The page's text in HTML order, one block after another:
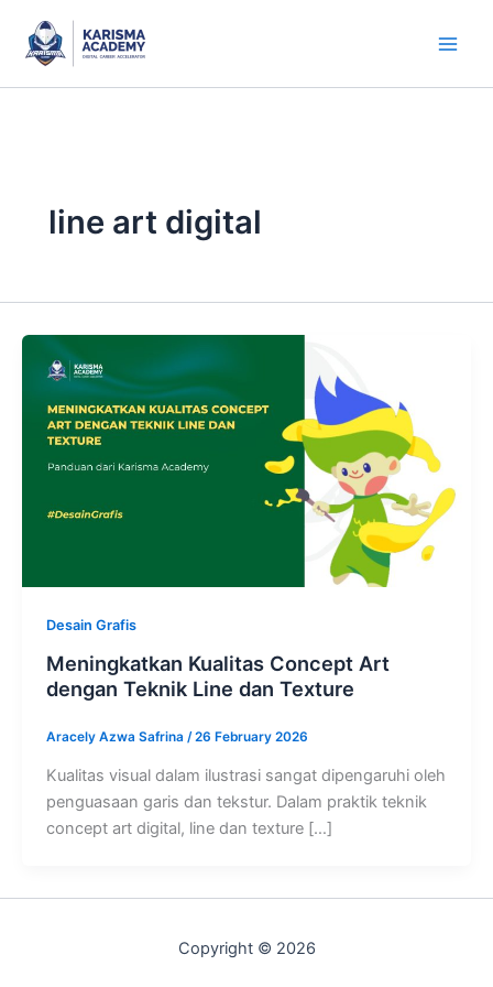
content
line art digital
Desain Grafis
Meningkatkan Kualitas Concept Art
dengan Teknik Line dan Texture
Aracely Azwa Safrina /26 February 2026
Kualitas visual dalam ilustrasi sangat dipengaruhi oleh
penguasaan garis dan tekstur. Dalam praktik teknik
concept art digital, line dan texture […]
Copyright © 2026